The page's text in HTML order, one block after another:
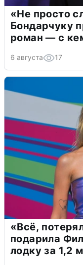
«Не просто
Бондарчуку
роман — с
6 августа 17
«Всё,
подарила
лодку за 1,2